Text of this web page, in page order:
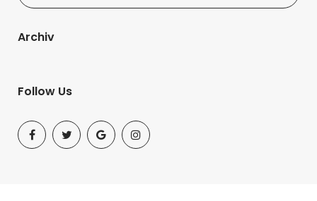
Archiv
Follow Us